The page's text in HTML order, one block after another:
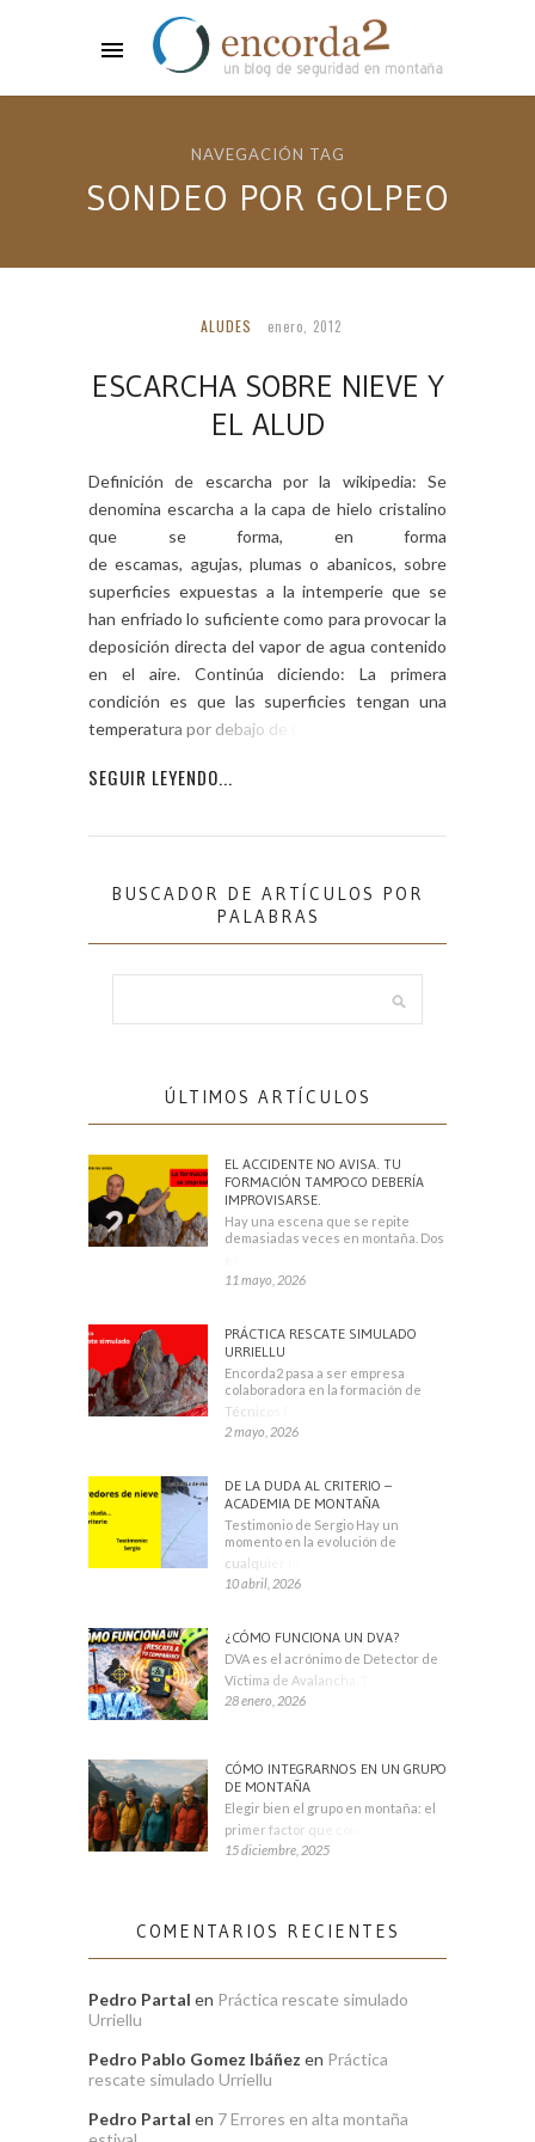
NAVEGACIÓN TAG
SONDEO POR GOLPEO
ALUDES enero, 2012
ESCARCHA SOBRE NIEVE Y
EL ALUD
Definición de escarcha por la wikipedia: Se
denomina escarcha a la capa de hielo cristalino
que se forma, en forma
de escamas, agujas, plumas o abanicos, sobre
superficies expuestas a la intemperie que se
han enfriado lo suficiente como para provocar la
deposición directa del vapor de agua contenido
en el aire. Continúa diciendo: La primera
condición es que las superficies tengan una
temperatura por debajo de 0 °C; […]
SEGUIR LEYENDO...
BUSCADOR DE ARTÍCULOS POR
PALABRAS
ÚLTIMOS ARTÍCULOS
EL ACCIDENTE NO AVISA. TU
FORMACIÓN TAMPOCO DEBERÍA
IMPROVISARSE.
Hay una escena que se repite
demasiadas veces en montaña. Dos
11 mayo, 2026
PRÁCTICA RESCATE SIMULADO
URRIELLU
Encorda2 pasa a ser empresa
colaboradora en la formación de
Técnicos Deportivos
2 mayo, 2026
DE LA DUDA AL CRITERIO –
ACADEMIA DE MONTAÑA
Testimonio de Sergio Hay un
momento en la evolución de
cualquier montañero
10 abril, 2026
¿CÓMO FUNCIONA UN DVA?
DVA es el acrónimo de Detector de
Víctima de Avalancha. También se
28 enero, 2026
CÓMO INTEGRARNOS EN UN GRUPO
DE MONTAÑA
Elegir bien el grupo en montaña: el
primer factor que condiciona tu
15 diciembre, 2025
COMENTARIOS RECIENTES
Pedro Partal en Práctica rescate simulado
Urriellu
Pedro Pablo Gomez Ibáñez en Práctica
rescate simulado Urriellu
Pedro Partal en 7 Errores en alta montaña